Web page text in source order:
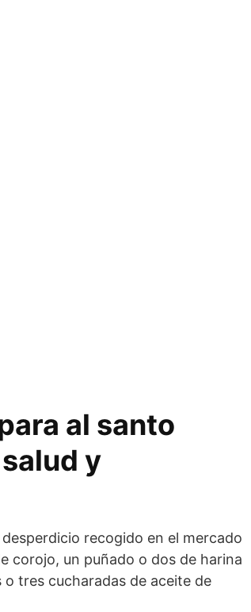
al santo
y
recogido en el mercado
corojo, un puñado o dos de harina
tres cucharadas de aceite de